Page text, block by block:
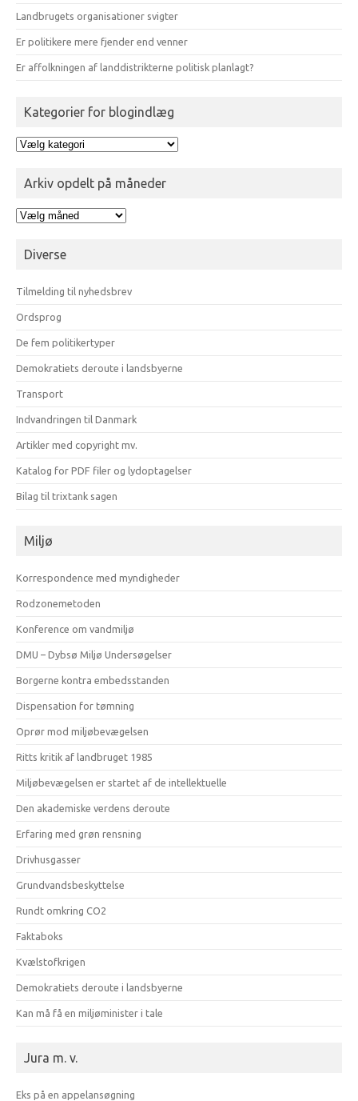
Landbrugets organisationer svigter
Er politikere mere fjender end venner
Er affolkningen af landdistrikterne politisk planlagt?
Kategorier for blogindlæg
Kategorier
Arkiv opdelt på måneder
Arkiv
måneder
Diverse
Tilmelding til nyhedsbrev
Ordsprog
De fem politikertyper
Demokratiets deroute i landsbyerne
Transport
Indvandringen til Danmark
Artikler med copyright mv.
Katalog for PDF filer og lydoptagelser
Bilag til trixtank sagen
Miljø
Korrespondence med myndigheder
Rodzonemetoden
Konference om vandmiljø
DMU – Dybsø Miljø Undersøgelser
Borgerne kontra embedsstanden
Dispensation for tømning
Oprør mod miljøbevægelsen
Ritts kritik af landbruget 1985
Miljøbevægelsen er startet af de intellektuelle
Den akademiske verdens deroute
Erfaring med grøn rensning
Drivhusgasser
Grundvandsbeskyttelse
Rundt omkring CO2
Faktaboks
Kvælstofkrigen
Demokratiets deroute i landsbyerne
Kan må få en miljøminister i tale
Jura m. v.
Eks på en appelansøgning